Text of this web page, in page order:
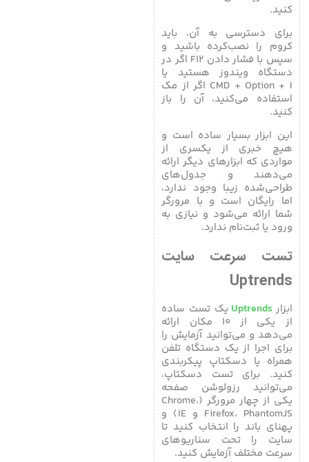
کنید.
برای دسترسی به آن، باید
کروم را نصب‌کرده باشید و
سپس با فشار دادن F12 اگر در
دستگاه ویندوز هستید یا
CMD + Option + I اگر از مک
استفاده می‌کنید، آن را باز
کنید.
این ابزار بسیار ساده است و
هیچ خبری از یکسری از
مواردی که ابزارهای دیگر ارائه
می‌دهند و جدول‌های
طراحی‌شده زیبا وجود ندارد،
اما رایگان است و با مرورگر
شما ارائه می‌شود و نیازی به
ورود یا ثبت‌نام ندارد.
تست سرعت سایت
Uptrends
ابزار Uptrends یک تست ساده
از یکی از ۱۰ مکان ارائه
می‌دهد و می‌توانید آزمایش را
برای اجرا از یک دستگاه تلفن
همراه یا دسکتاپ پیکربندی
کنید. برای تست دسکتاپ،
می‌توانید رزولوشن صفحه
یکی از چهار مرورگر (Chrome،
Firefox، PhantomJS و IE) و
پهنای باند را انتخاب کنید تا
سایت را تحت سناریوهای
سرعت مختلف آزمایش کنید.